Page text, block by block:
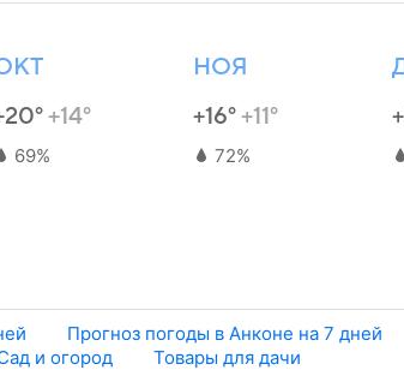
+14°
69%
НОЯ
+16°+11°
72%
Прогноз погоды в Анконе на 7 дней
и огород
Товары для дачи